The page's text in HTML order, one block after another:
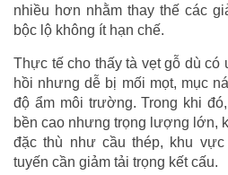
nhiều hơn nhằm thay thế các
bộc lộ không ít hạn chế.
Thực tế cho thấy tà vẹt gỗ dù có
hồi nhưng dễ bị mối mọt, mục
độ ẩm môi trường. Trong khi
bền cao nhưng trọng lượng lớn,
đặc thù như cầu thép, khu
tuyến cần giảm tải trọng kết cấu.